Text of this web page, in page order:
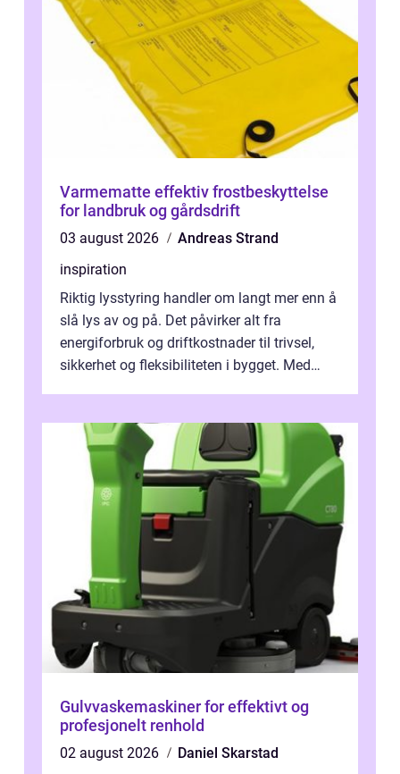
Varmematte effektiv frostbeskyttelse
for landbruk og gårdsdrift
03 august 2026
Andreas Strand
inspiration
Riktig lysstyring handler om langt mer enn å
slå lys av og på. Det påvirker alt fra
energiforbruk og driftkostnader til trivsel,
sikkerhet og fleksibiliteten i bygget. Med
Gulvvaskemaskiner for effektivt og
profesjonelt renhold
02 august 2026
Daniel Skarstad